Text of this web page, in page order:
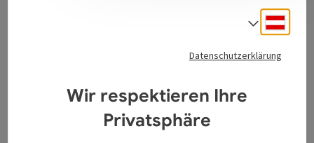
Das Innovationsbüro der Stadt Linz bezieht seinen
Namen einerseits aus seiner Lage in der Pfarrgasse 3
direkt am Linzer Hauptplatz. Andererseits
Landeshauptstadt zu sein. Projekte, die über Start-
ups, Hightech und IT-Wirtschaft hinausgehen und
sämtliche urbane Lebensbereiche, von Bildung,
Datenschutzerklärung
Wir respektieren Ihre
Privatsphäre